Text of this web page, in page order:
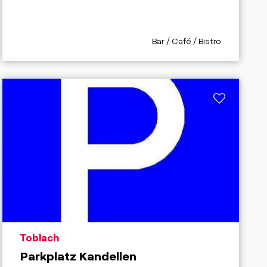
aria.poi_category_prefix
Bar / Café / Bistro
aria.poi_location_prefix
Toblach
Parkplatz Kandellen